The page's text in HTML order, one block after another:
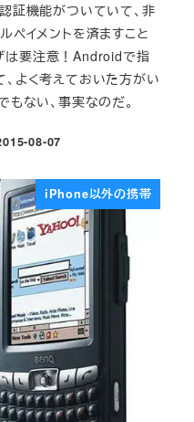
証機能がついていて、非
ペイメントを済ますこと
は要注意！Androidで指
よく考えておいた方がい
もない、事実なのだ。
稿日
08-07
iPhone以外の携帯